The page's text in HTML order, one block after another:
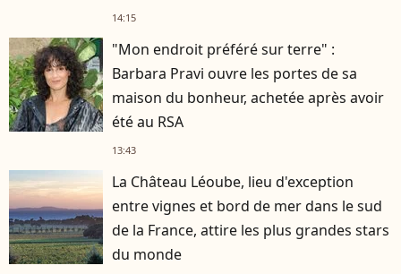
14:15
"Mon endroit préféré sur terre" :
Barbara Pravi ouvre les portes de sa
maison du bonheur, achetée après avoir
été au RSA
13:43
La Château Léoube, lieu d'exception
entre vignes et bord de mer dans le sud
de la France, attire les plus grandes stars
du monde